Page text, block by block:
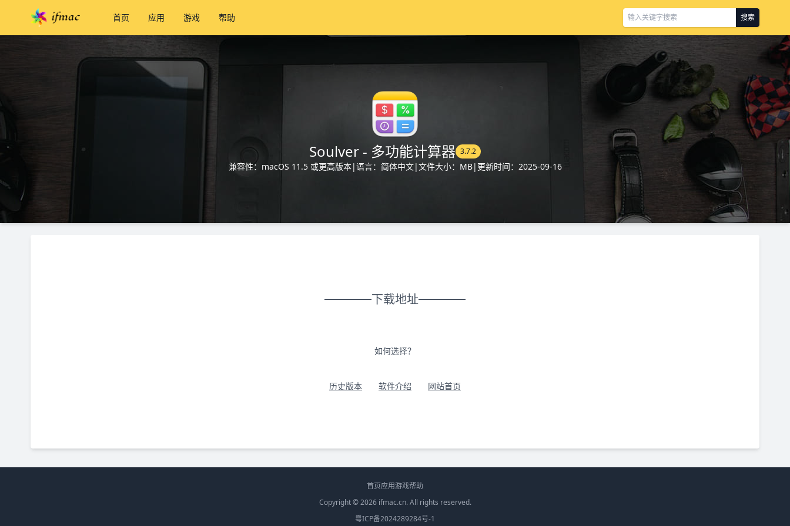
首页 应用 游戏 帮助 搜索
Soulver - 多功能计算器 3.7.2
兼容性：macOS 11.5 或更高版本|语言：简体中文|文件大小：MB| 更新时间：2025-09-16
下载地址
如何选择？
历史版本 软件介绍 网站首页
首页应用游戏帮助
Copyright © 2026 ifmac.cn. All rights reserved.
粤ICP备2024289284号-1